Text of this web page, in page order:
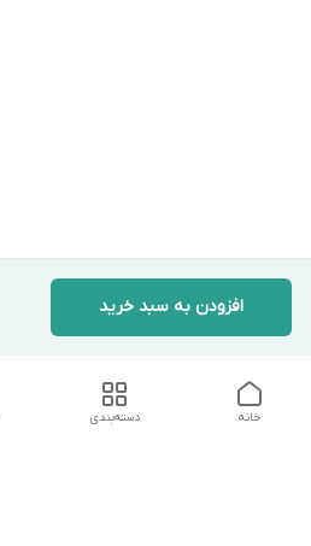
افزودن به سبد خرید
دسته‌بندی خانه